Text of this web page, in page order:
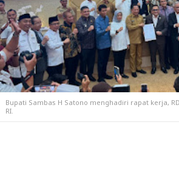
Bupati Sambas H Satono menghadiri rapat kerja,
RI.